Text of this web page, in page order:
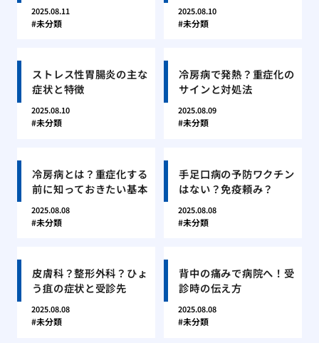
2025.08.11
未分類
2025.08.10
未分類
ストレス性胃腸炎の主な
症状と特徴
2025.08.10
未分類
冷房病で発熱？重症化の
サインと対処法
2025.08.09
未分類
冷房病とは？重症化する
前に知っておきたい基本
2025.08.08
未分類
手足口病の予防ワクチン
はない？免疫頼み？
2025.08.08
未分類
皮膚科？整形外科？ひょ
う疽の症状と受診先
2025.08.08
未分類
背中の痛みで病院へ！受
診時の伝え方
2025.08.08
未分類